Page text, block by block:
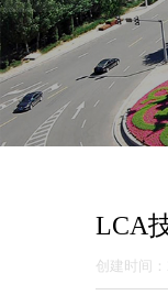
LCA
创建时间：